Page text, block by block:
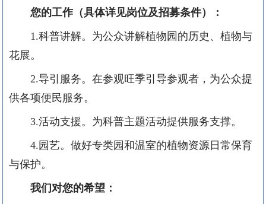
您的工作（具体详见岗位及招募条件）：
1.科普讲解。为公众讲解植物园的历史、植物与
花展。
2.导引服务。在参观旺季引导参观者，为公众提
供各项便民服务。
3.活动支援。为科普主题活动提供服务支撑。
4.园艺。做好专类园和温室的植物资源日常保育
与保护。
我们对您的希望：